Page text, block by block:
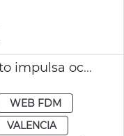
Final Copa Rey Baloncesto impulsa ocupación hotelera València
WEB FDM
VALENCIA